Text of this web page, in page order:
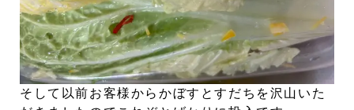
そして以前お客様からかぼすとすだちを沢山いた